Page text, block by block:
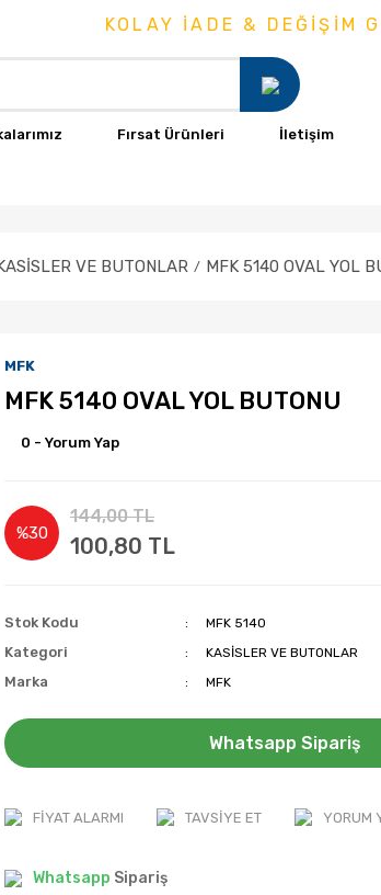
KOLAY İADE & DEĞİŞİM
Fırsat Ürünleri İletişim
VE BUTONLAR MFK 5140 OVAL YOL
MFK
MFK 5140 OVAL YOL BUTONU
0 - Yorum Yap
%30
144,00 TL
100,80 TL
Stok Kodu MFK 5140
Kategori KASİSLER VE BUTONLAR
Marka MFK
Whatsapp Sipariş
FIYAT ALARMI TAVSIYE ET YORUM
Whatsapp Sipariş